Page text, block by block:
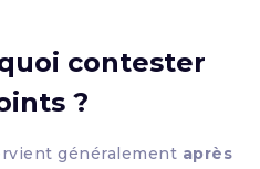
contester
?
généralement après